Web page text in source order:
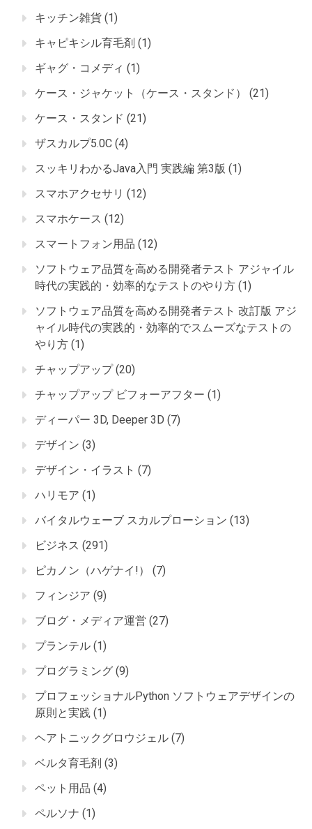
キッチン雑貨 (1)
キャピキシル育毛剤 (1)
ギャグ・コメディ (1)
ケース・ジャケット（ケース・スタンド）
(21)
ケース・スタンド (21)
ザスカルプ5.0C (4)
スッキリわかるJava入門 実践編 第3版 (1)
スマホアクセサリ (12)
スマホケース (12)
スマートフォン用品 (12)
ソフトウェア品質を高める開発者テスト アジャイル
時代の実践的・効率的なテストのやり方 (1)
ソフトウェア品質を高める開発者テスト 改訂版 アジ
ャイル時代の実践的・効率的でスムーズなテストの
やり方 (1)
チャップアップ(20)
チャップアップ ビフォーアフター (1)
ディーパー 3D, Deeper 3D (7)
デザイン (3)
デザイン・イラスト (7)
ハリモア (1)
バイタルウェーブ スカルプローション (13)
ビジネス (291)
ピカノン（ハゲナイ!）
(7)
フィンジア (9)
ブログ・メディア運営 (27)
プランテル (1)
プログラミング (9)
プロフェッショナルPython ソフトウェアデザインの
原則と実践 (1)
ヘアトニックグロウジェル (7)
ベルタ育毛剤 (3)
ペット用品 (4)
ペルソナ (1)